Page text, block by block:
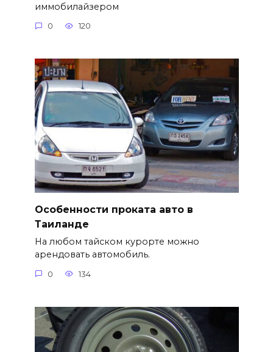
иммобилайзером
0 120
Особенности проката авто в
Таиланде
На любом тайском курорте можно
арендовать автомобиль.
0 134